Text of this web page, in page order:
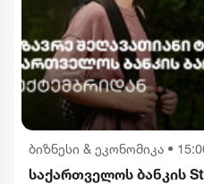
ბიზნესი & ეკონომიკა •
საქართველოს ბანკის